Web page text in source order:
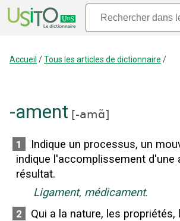
Accueil /Tous les articles de dictionnaire /
-ament [-amɑ̃]
1
Indique un processus, un
indique l'accomplissement d'une
résultat.
Ligament, médicament.
2
Qui a la nature, les propriétés,